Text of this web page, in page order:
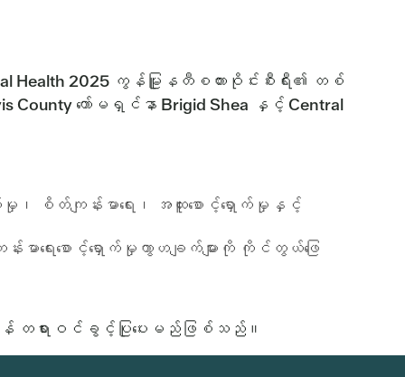
2025 ကွန်မြူနတီစကားဝိုင်းစီးရီး၏ တစ်
ကော်မရှင်နာ Brigid Shea နှင့် Central
မှု၊ စိတ်ကျန်းမာရေး၊ အထူးစောင့်ရှောက်မှုနှင့်
မာရေးစောင့်ရှောက်မှုကွာဟချက်များကို ကိုင်တွယ်ဖြေ
တရားဝင်ခွင့်ပြုပေးမည်ဖြစ်သည်။